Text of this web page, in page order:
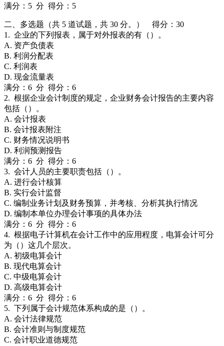
满分：5 分 得分：5
二、多选题（共 5 道试题，共 30 分。） 得分：30
1. 企业的下列报表，属于对外报表的有（）。
A. 资产负债表
B. 利润分配表
C. 利润表
D. 现金流量表
满分：6 分 得分：6
2. 根据企业会计制度的规定，企业财务会计报告的主要内容
包括（）。
A. 会计报表
B. 会计报表附注
C. 财务情况说明书
D. 利润预测报告
满分：6 分 得分：6
3. 会计人员的主要职责包括（）。
A. 进行会计核算
B. 实行会计监督
C. 编制业务计划及财务预算，并考核、分析其执行情况
D. 编制本单位办理会计事项的具体办法
满分：6 分 得分：6
4. 根据电子计算机在会计工作中的应用程度，电算会计可分
为（）这几个层次。
A. 初级电算会计
B. 现代电算会计
C. 中级电算会计
D. 高级电算会计
满分：6 分 得分：6
5. 下列属于会计规范体系构成的是（）。
A. 会计法律规范
B. 会计准则与制度规范
C. 会计职业道德规范